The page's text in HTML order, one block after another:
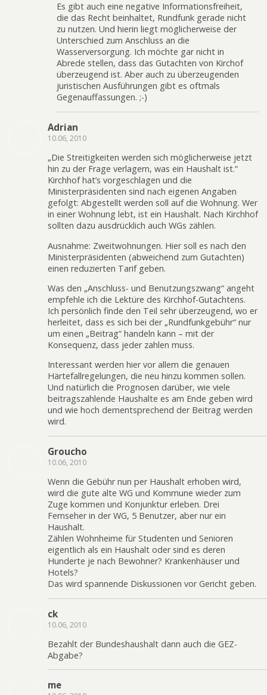
Es gibt auch eine negative Informationsfreiheit,
die das Recht beinhaltet, Rundfunk gerade nicht
zu nutzen. Und hierin liegt möglicherweise der
Unterschied zum Anschluss an die
Wasserversorgung. Ich möchte gar nicht in
Abrede stellen, dass das Gutachten von Kirchof
überzeugend ist. Aber auch zu überzeugenden
juristischen Ausführungen gibt es oftmals
Gegenauffassungen. ;-)
Adrian
10.06, 2010
„Die Streitigkeiten werden sich möglicherweise jetzt
hin zu der Frage verlagern, was ein Haushalt ist.“
Kirchhof hat’s vorgeschlagen und die
Ministerpräsidenten sind nach eigenen Angaben
gefolgt: Abgestellt werden soll auf die Wohnung. Wer
in einer Wohnung lebt, ist ein Haushalt. Nach Kirchhof
sollten dazu ausdrücklich auch WGs zählen.
Ausnahme: Zweitwohnungen. Hier soll es nach den
Ministerpräsidenten (abweichend zum Gutachten)
einen reduzierten Tarif geben.
Was den „Anschluss- und Benutzungszwang“ angeht
empfehle ich die Lektüre des Kirchhof-Gutachtens.
Ich persönlich finde den Teil sehr überzeugend, wo er
herleitet, dass es sich bei der „Rundfunkgebühr“ nur
um einen „Beitrag“ handeln kann – mit der
Konsequenz, dass jeder zahlen muss.
Interessant werden hier vor allem die genauen
Härtefallregelungen, die neu hinzu kommen sollen.
Und natürlich die Prognosen darüber, wie viele
beitragszahlende Haushalte es am Ende geben wird
und wie hoch dementsprechend der Beitrag werden
wird.
Groucho
10.06, 2010
Wenn die Gebühr nun per Haushalt erhoben wird,
wird die gute alte WG und Kommune wieder zum
Zuge kommen und Konjunktur erleben. Drei
Fernseher in der WG, 5 Benutzer, aber nur ein
Haushalt.
Zählen Wohnheime für Studenten und Senioren
eigentlich als ein Haushalt oder sind es deren
Hunderte je nach Bewohner? Krankenhäuser und
Hotels?
Das wird spannende Diskussionen vor Gericht geben.
ck
10.06, 2010
Bezahlt der Bundeshaushalt dann auch die GEZ-
Abgabe?
me